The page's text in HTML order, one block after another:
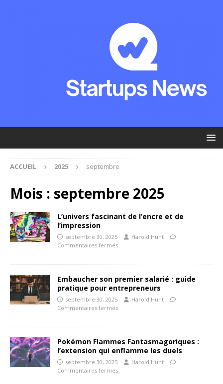
ACCUEIL 2025 septembre
Mois : septembre 2025
L’univers fascinant de l’encre et de
l’impression
septembre 30, 2025
Harold Hunt
Commentaires fermés
Embaucher son premier salarié : guide
pratique pour entrepreneurs
septembre 30, 2025
Harold Hunt
Commentaires fermés
Pokémon Flammes Fantasmagoriques :
l’extension qui enflamme les duels
septembre 30, 2025
Harold Hunt
Commentaires fermés